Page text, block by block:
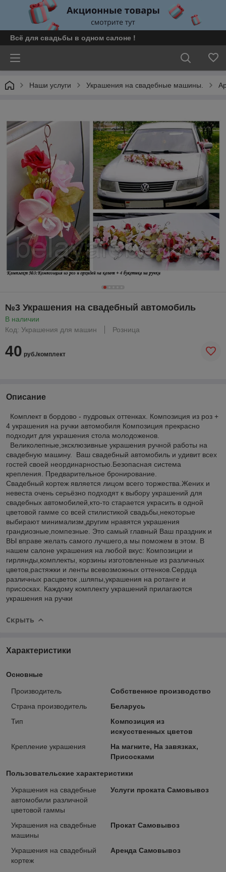
Всё для свадьбы в одном салоне !
Наши услуги Украшения на свадебные машины.
№3 Украшения на свадебный автомобиль
В наличии
Код: Украшения для машин
Розница
40 руб./комплект
Описание
Комплект в бордово - пудровых оттенках. Композиция из роз +
4 украшения на ручки автомобиля Композиция прекрасно
подходит для украшения стола молодоженов.
Великолепные,эксклюзивные украшения ручной работы на
свадебную машину. Ваш свадебный автомобиль и удивит всех
гостей своей неординарностью.Безопасная система
крепления. Предварительное бронирование.
Свадебный кортеж является лицом всего торжества.Жених и
невеста очень серьёзно подходят к выбору украшений для
свадебных автомобилей,кто-то старается украсить в одной
цветовой гамме со всей стилистикой свадьбы,некоторые
выбирают минимализм,другим нравятся украшения
грандиозные,помпезные. Это самый главный Ваш праздник и
ВЫ вправе желать самого лучшего,а мы поможем в этом. В
нашем салоне украшения на любой вкус: Композиции и
гирлянды,комплекты, корзины изготовленные из различных
цветов,растяжки и ленты всевозможных оттенков.Сердца
различных расцветок ,шляпы,украшения на ротанге и
присосках. Каждому комплекту украшений прилагаются
украшения на ручки
Скрыть
Характеристики
Основные
Производитель
Собственное производство
Страна производитель
Беларусь
Тип
Композиция из
искусственных цветов
Крепление украшения
На магните, На завязках,
Присосками
Пользовательские характеристики
Украшения на свадебные
автомобили различной
цветовой гаммы
Услуги проката Самовывоз
Украшения на свадебные
машины
Прокат Самовывоз
Украшения на свадебный
кортеж
Аренда Самовывоз